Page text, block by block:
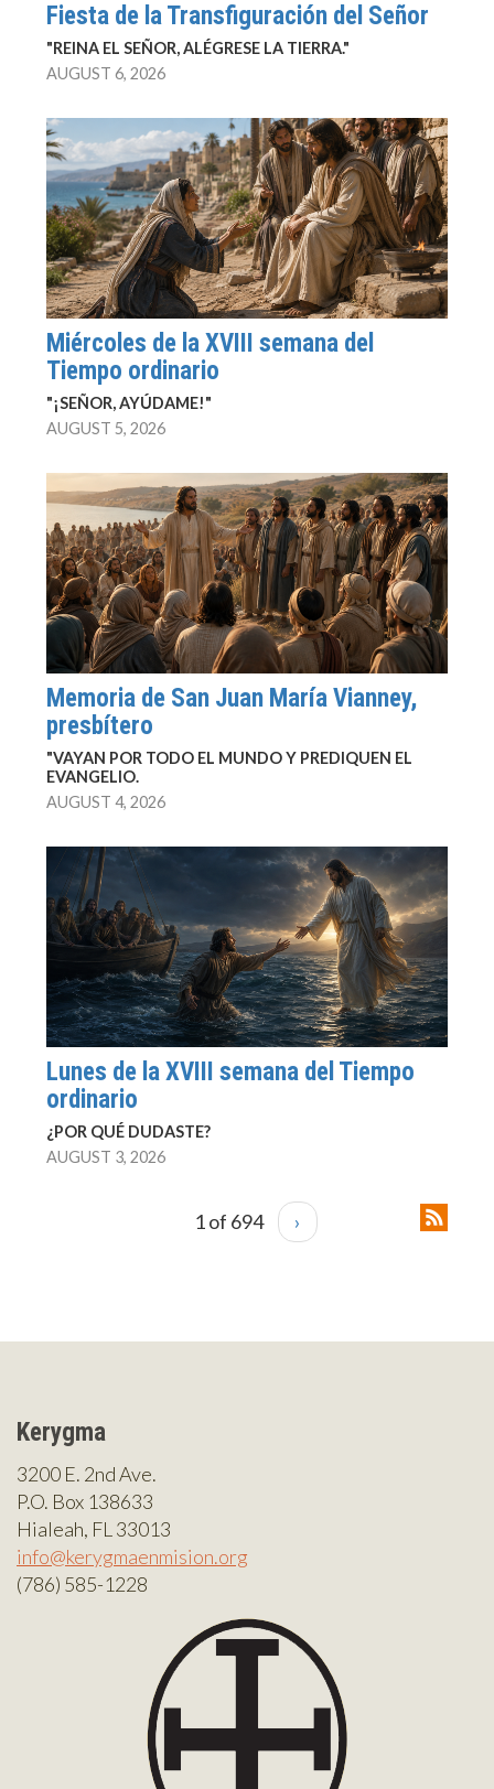
Fiesta de la Transfiguración del Señor
"REINA EL SEÑOR, ALÉGRESE LA TIERRA."
AUGUST 6, 2026
Miércoles de la XVIII semana del
Tiempo ordinario
"¡SEÑOR, AYÚDAME!"
AUGUST 5, 2026
Memoria de San Juan María Vianney,
presbítero
"VAYAN POR TODO EL MUNDO Y PREDIQUEN EL
EVANGELIO.
AUGUST 4, 2026
Lunes de la XVIII semana del Tiempo
ordinario
¿POR QUÉ DUDASTE?
AUGUST 3, 2026
1 of 694 ›
Kerygma
3200 E. 2nd Ave.
P.O. Box 138633
Hialeah, FL 33013
info@kerygmaenmision.org
(786) 585-1228